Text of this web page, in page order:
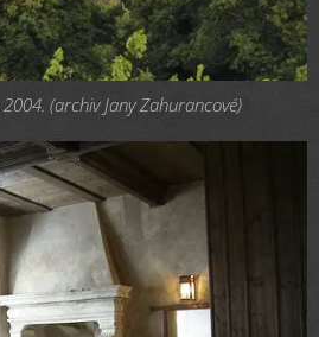
(archiv Jany Zahurancové)